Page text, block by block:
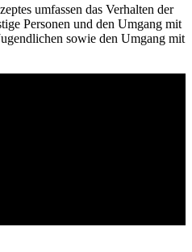
umfassen das Verhalten der
Personen und den Umgang mit
sowie den Umgang mit